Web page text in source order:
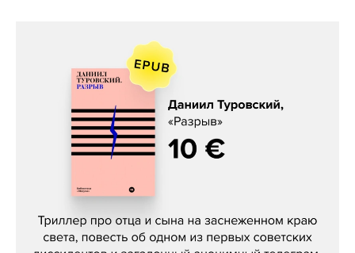
Даниил Туровский, «Разрыв»